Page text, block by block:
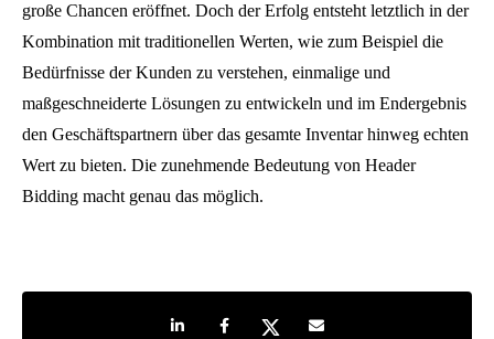
große Chancen eröffnet. Doch der Erfolg entsteht letztlich in der
Kombination mit traditionellen Werten, wie zum Beispiel die
Bedürfnisse der Kunden zu verstehen, einmalige und
maßgeschneiderte Lösungen zu entwickeln und im Endergebnis
den Geschäftspartnern über das gesamte Inventar hinweg echten
Wert zu bieten. Die zunehmende Bedeutung von Header
Bidding macht genau das möglich.
Share on LinkedIn
Share on Facebook
Share on TwitterShare by e-mail